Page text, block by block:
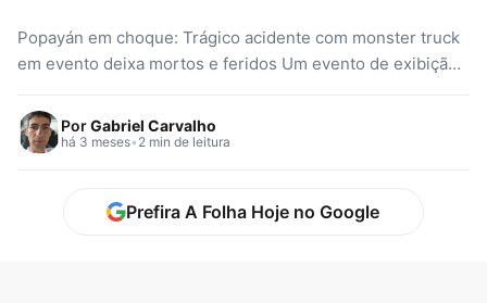
Popayán em choque: Trágico acidente com monster truck
em evento deixa mortos e feridos Um evento de exibição
PorGabriel Carvalho
há 3 meses• 2 min de leitura
Prefira A Folha Hoje no Google